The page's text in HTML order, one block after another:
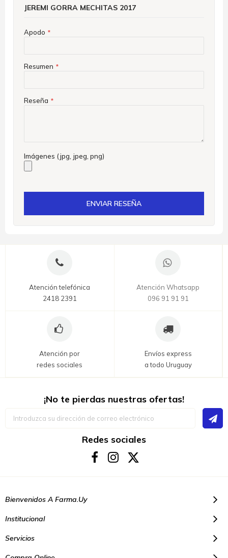
JEREMI GORRA MECHITAS 2017
Apodo
Resumen
Reseña
Imágenes (jpg, jpeg, png)
ENVIAR RESEÑA
Atención telefónica
2418 2391
Atención Whatsapp
096 91 91 91
Atención por
redes sociales
Envíos express
a todo Uruguay
¡No te pierdas nuestras ofertas!
Redes sociales
Bienvenidos A Farma.uy
Institucional
Servicios